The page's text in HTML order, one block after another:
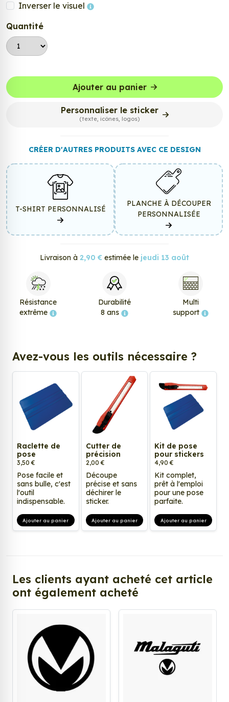
Inverser le visuel
Quantité
Ajouter au panier
Personnaliser le sticker
(texte, icônes, logos)
CRÉER D'AUTRES PRODUITS AVEC CE DESIGN
T-SHIRT PERSONNALISÉ
PLANCHE À DÉCOUPER
PERSONNALISÉE
Livraison à 2,90 € estimée le jeudi 13 août
Résistance
extrême
Durabilité
8 ans
Multi
support
Avez-vous les outils nécessaire ?
Raclette de
pose
3,50 €
Pose facile et
sans bulle, c'est
l'outil
indispensable.
Ajouter au panier
Cutter de
précision
2,00 €
Découpe
précise et sans
déchirer le
sticker.
Ajouter au panier
Kit de pose
pour stickers
4,90 €
Kit complet,
prêt à l'emploi
pour une pose
parfaite.
Ajouter au panier
Les clients ayant acheté cet article
ont également acheté